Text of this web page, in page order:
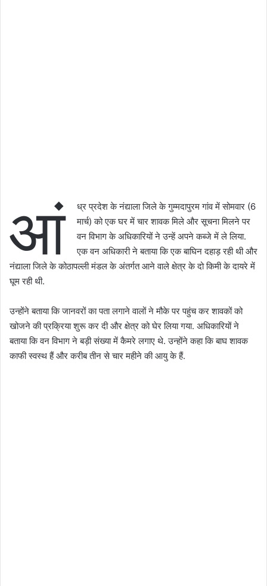
आं
ध्र प्रदेश के नंद्याला जिले के गुम्मदापुरम गांव में सोमवार (6
मार्च) को एक घर में चार शावक मिले और सूचना मिलने पर
वन विभाग के अधिकारियों ने उन्हें अपने कब्जे में ले लिया.
एक वन अधिकारी ने बताया कि एक बाघिन दहाड़ रही थी और
नंद्याला जिले के कोठापल्ली मंडल के अंतर्गत आने वाले क्षेत्र के दो किमी के दायरे में
घूम रही थी.
उन्होंने बताया कि जानवरों का पता लगाने वालों ने मौके पर पहुंच कर शावकों को
खोजने की प्रक्रिया शुरू कर दी और क्षेत्र को घेर लिया गया. अधिकारियों ने
बताया कि वन विभाग ने बड़ी संख्या में कैमरे लगाए थे. उन्होंने कहा कि बाघ शावक
काफी स्वस्थ हैं और करीब तीन से चार महीने की आयु के हैं.